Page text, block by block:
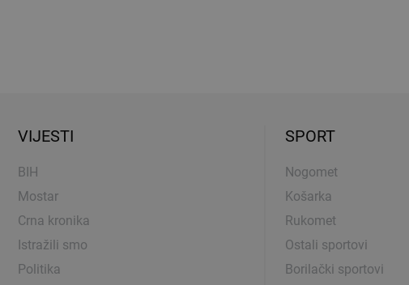
VIJESTI
BIH
Mostar
Crna kronika
Istražili smo
Politika
SPORT
Nogomet
Košarka
Rukomet
Ostali sportovi
Borilački sportovi